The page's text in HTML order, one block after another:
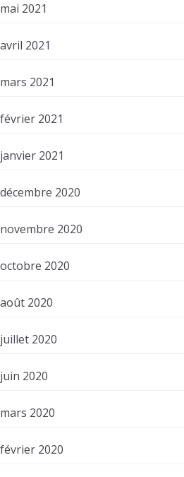
mai 2021
avril 2021
mars 2021
février 2021
janvier 2021
décembre 2020
novembre 2020
octobre 2020
août 2020
juillet 2020
juin 2020
mars 2020
février 2020